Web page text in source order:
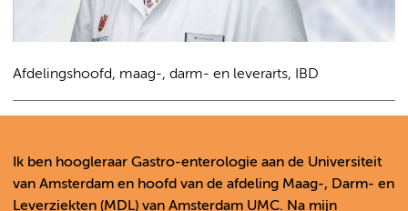
Afdelingshoofd, maag-, darm- en leverarts, IBD
Ik ben hoogleraar Gastro-enterologie aan de Universiteit
van Amsterdam en hoofd van de afdeling Maag-, Darm- en
Leverziekten (MDL) van Amsterdam UMC. Na mijn